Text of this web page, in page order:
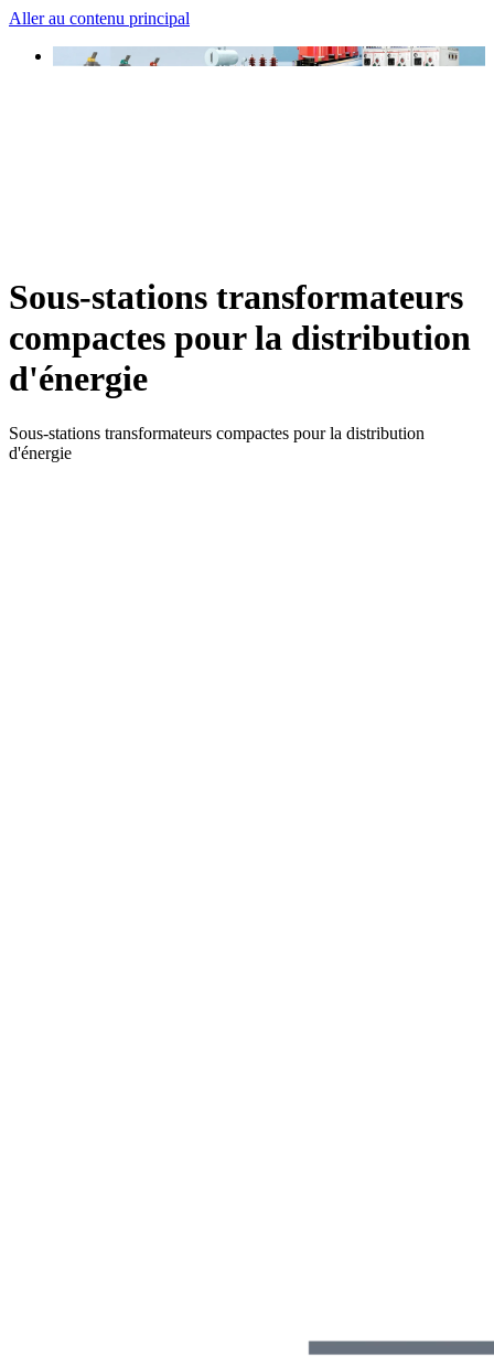
Aller au contenu principal
Sous-stations transformateurs
compactes pour la distribution
d'énergie
Sous-stations transformateurs compactes pour la distribution
d'énergie